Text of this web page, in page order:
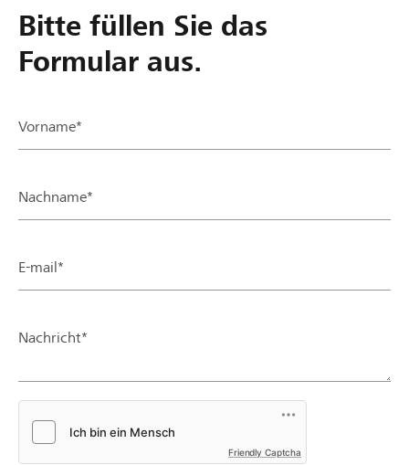
Bitte füllen Sie das
Formular aus.
Vorname*
Nachname*
E-mail*
Nachricht*
Friendly Captcha